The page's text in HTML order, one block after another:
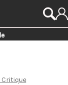
Critique